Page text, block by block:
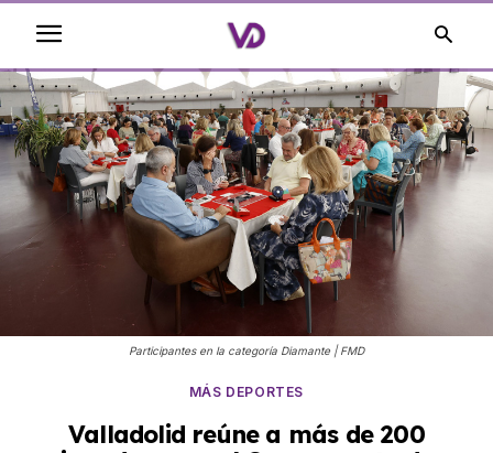
Participantes en la categoría Diamante | FMD
MÁS DEPORTES
Valladolid reúne a más de 200